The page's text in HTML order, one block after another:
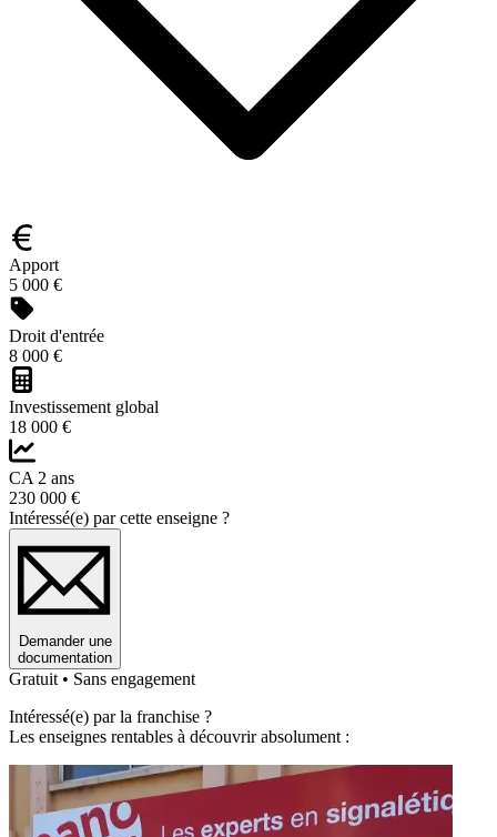
Apport
5 000 €
Droit d'entrée
8 000 €
Investissement global
18 000 €
CA 2 ans
230 000 €
Intéressé(e) par cette enseigne ?
Demander une
documentation
Gratuit • Sans engagement
Intéressé(e) par la franchise ?
Les enseignes rentables à découvrir absolument :